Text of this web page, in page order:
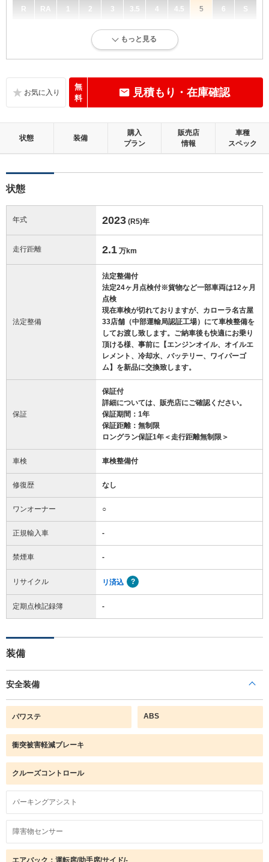
R RA 1 2 3 3.5 4 4.5 5 6 S
走行距離が5万キロ以内で、とてもきれいな状態です。
いたみ、汚れなどは少なく、全体的に良好な状態です。
この中古車の「車両品質評価書」を見る
もっと見る
無
料
見積もり・在庫確認
状態 装備
購入
プラン
販売店
情報
車種
スペック
状態
年式 2023 (R5)年
走行距離 2.1 万km
法定整備
法定整備付
法定24ヶ月点検付※貨物など一部車両は12ヶ月
点検
現在車検が切れておりますが、カローラ名古屋
33店舗（中部運輸局認証工場）にて車検整備を
してお渡し致します。ご納車後も快適にお乗り
頂ける様、事前に【エンジンオイル、オイルエ
レメント、冷却水、バッテリー、ワイパーゴ
ム】を新品に交換致します。
保証
保証付
詳細については、販売店にご確認ください。
保証期間：1年
保証距離：無制限
ロングラン保証1年＜走行距離無制限＞
車検 車検整備付
修復歴 なし
ワンオーナー ○
正規輸入車 -
禁煙車 -
リサイクル リ済込
定期点検記録簿 -
装備
安全装備
パワステ ABS
衝突被害軽減ブレーキ
クルーズコントロール
パーキングアシスト
障害物センサー
エアバック：運転席/助手席/サイド/-